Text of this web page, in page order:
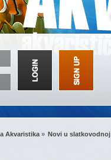
Akvaristika» Novi u slatkovodnoj